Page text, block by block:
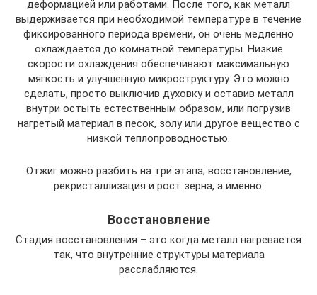
деформацией или работами. После того, как металл
выдерживается при необходимой температуре в течение
фиксированного периода времени, он очень медленно
охлаждается до комнатной температуры. Низкие
скорости охлаждения обеспечивают максимальную
мягкость и улучшенную микроструктуру. Это можно
сделать, просто выключив духовку и оставив металл
внутри остыть естественным образом, или погрузив
нагретый материал в песок, золу или другое вещество с
низкой теплопроводностью.
Отжиг можно разбить на три этапа; восстановление,
рекристаллизация и рост зерна, а именно:
Восстановление
Стадия восстановления – это когда металл нагревается
так, что внутренние структуры материала
расслабляются.